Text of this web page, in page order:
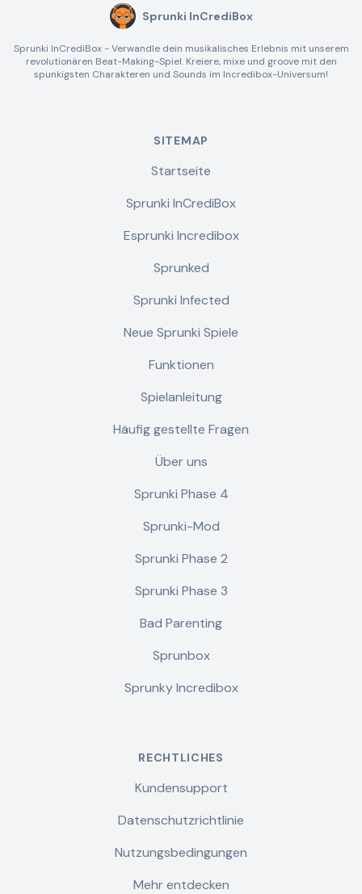
Sprunki InCrediBox
Sprunki InCrediBox - Verwandle dein musikalisches Erlebnis mit unserem
revolutionären Beat-Making-Spiel. Kreiere, mixe und groove mit den
spunkigsten Charakteren und Sounds im Incredibox-Universum!
SITEMAP
Startseite
Sprunki InCrediBox
Esprunki Incredibox
Sprunked
Sprunki Infected
Neue Sprunki Spiele
Funktionen
Spielanleitung
Häufig gestellte Fragen
Über uns
Sprunki Phase 4
Sprunki-Mod
Sprunki Phase 2
Sprunki Phase 3
Bad Parenting
Sprunbox
Sprunky Incredibox
RECHTLICHES
Kundensupport
Datenschutzrichtlinie
Nutzungsbedingungen
Mehr entdecken